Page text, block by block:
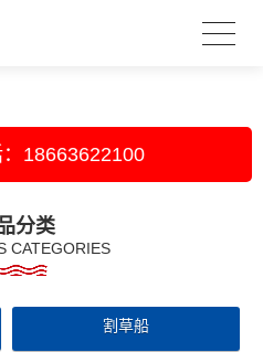
18663622100
分类
CATEGORIES
割草船